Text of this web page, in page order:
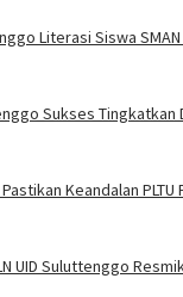
Literasi Siswa
Sukses Tingkatkan
Keandalan
UID Suluttenggo